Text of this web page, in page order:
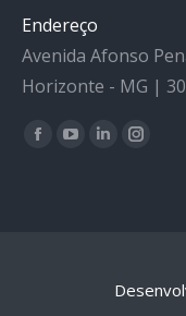
Endereço
Avenida Afonso
Horizonte - MG |
Facebook
YouTube
Linkedin